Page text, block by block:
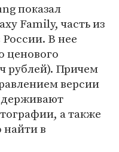
показал
Family, часть из
В нее
ценового
рублей). Причем
версии
а также
в